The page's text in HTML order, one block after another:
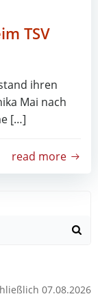
TSV
ihren
Mai nach
[…]
read more
07.08.2026